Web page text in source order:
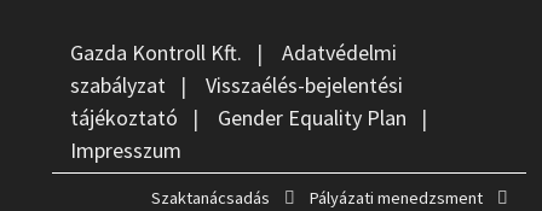
Gazda Kontroll Kft. | Adatvédelmi
szabályzat| Visszaélés-bejelentési
tájékoztató | Gender Equality Plan |
Impresszum
Szaktanácsadás Pályázati menedzsment